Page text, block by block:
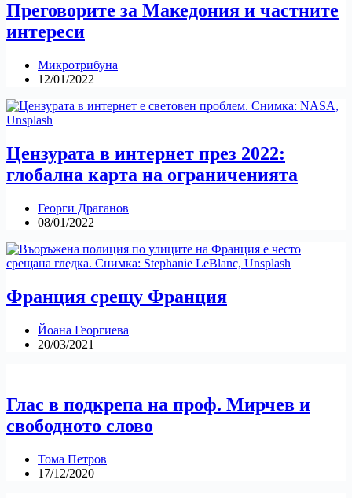
Преговорите за Македония и частните
интереси
Микротрибуна
12/01/2022
Цензурата в интернет през 2022:
глобална карта на ограниченията
Георги Драганов
08/01/2022
Франция срещу Франция
Йоана Георгиева
20/03/2021
Глас в подкрепа на проф. Мирчев и
свободното слово
Тома Петров
17/12/2020